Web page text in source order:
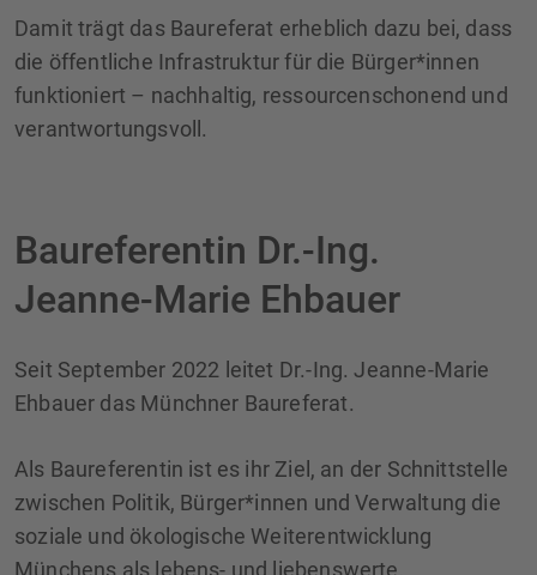
Damit trägt das Baureferat erheblich dazu bei, dass
die öffentliche Infrastruktur für die Bürger*innen
funktioniert – nachhaltig, ressourcenschonend und
verantwortungsvoll.
Baureferentin Dr.-Ing.
Jeanne-Marie Ehbauer
Seit September 2022 leitet Dr.-Ing. Jeanne-Marie
Ehbauer das Münchner Baureferat.
Als Baureferentin ist es ihr Ziel, an der Schnittstelle
zwischen Politik, Bürger*innen und Verwaltung die
soziale und ökologische Weiterentwicklung